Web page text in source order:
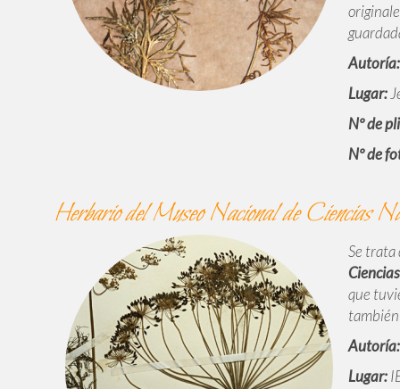
Autoría:
Lugar:
Nº de
Nº de
Herbario del Museo Nacional de Ciencias
Se trata
que
Autoría:
Lugar: